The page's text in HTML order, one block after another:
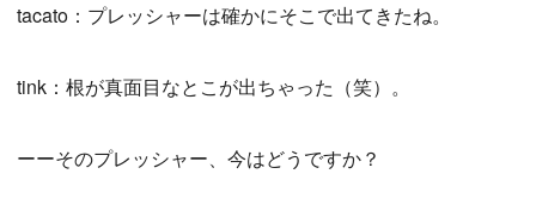
tacato：プレッシャーは確かにそこで出てきたね。
tink：根が真面目なとこが出ちゃった（笑）。
ーーそのプレッシャー、今はどうですか？